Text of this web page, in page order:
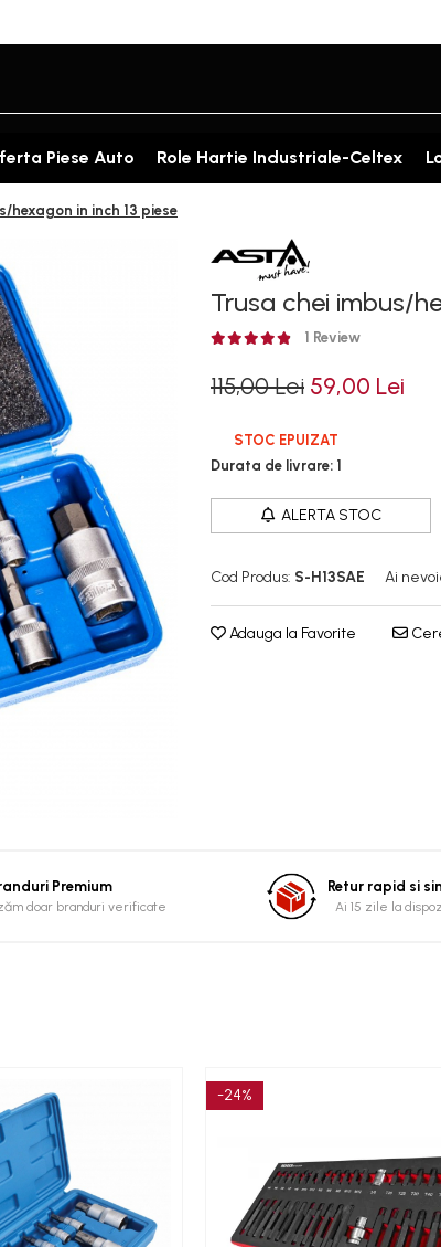
Piese Auto Role Hartie Industriale-Celtex
hexagon in inch 13 piese
Trusa chei imbus/
1 Review
115,00 Lei 59,00 Lei
STOC EPUIZAT
Durata de livrare: 1
ALERTA STOC
Cod Produs: S-H13SAE Ai
Adauga la Favorite
Premium
doar branduri verificate
Retur rapid si
Ai 15 zile la
-24%